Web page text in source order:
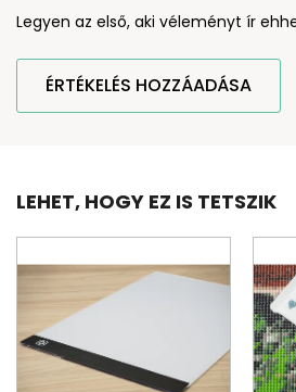
Legyen az első, aki véleményt ír
ÉRTÉKELÉS HOZZÁADÁSA
LEHET, HOGY EZ IS TETSZIK